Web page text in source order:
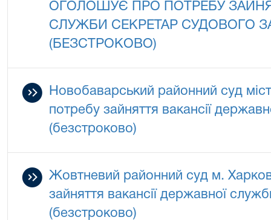
ОГОЛОШУЄ ПРО ПОТРЕБУ
СЛУЖБИ СЕКРЕТАР СУДОВОГО
(БЕЗСТРОКОВО)
Новобаварський районний суд
потребу зайняття вакансії
(безстроково)
Жовтневий районний суд м.
зайняття вакансії державної
(безстроково)